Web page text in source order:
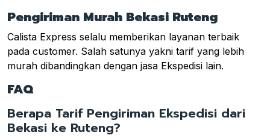
Pengiriman Murah Bekasi Ruteng
Calista Express selalu memberikan layanan terbaik
pada customer. Salah satunya yakni tarif yang lebih
murah dibandingkan dengan jasa Ekspedisi lain.
FAQ
Berapa Tarif Pengiriman Ekspedisi dari
Bekasi ke Ruteng?